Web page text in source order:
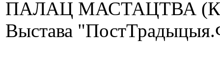
ПАЛАЦ МАСТАЦТВА
Выстава